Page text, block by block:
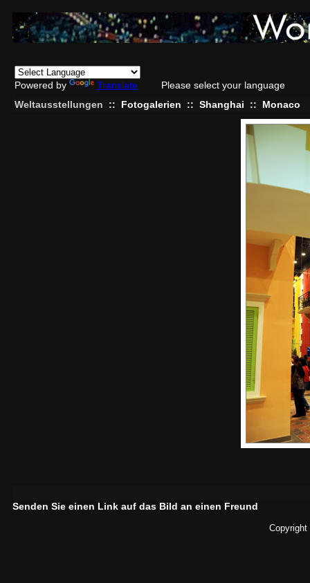
Powered by Translate
Please select your language
Weltausstellungen
:: Fotogalerien :: Shanghai :: Monaco
Senden Sie einen Link auf das Bild an einen Freund